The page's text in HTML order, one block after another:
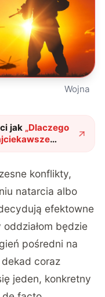
Wojna
jak „Dlaczego
?
konflikty,
natarcia albo
efektowne
będzie
pośredni na
coraz
jeden, konkretny